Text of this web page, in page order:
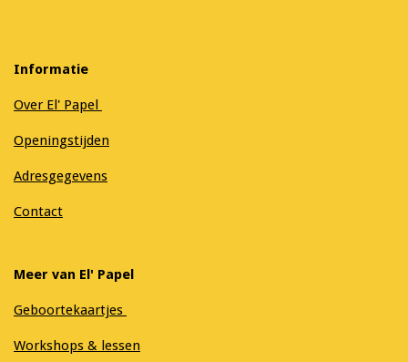
Informatie
Over El' Papel
Openingstijden
Adresgegevens
Contact
Meer van El' Papel
Geboortekaartjes
Workshops & lessen